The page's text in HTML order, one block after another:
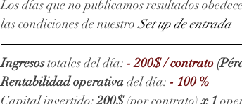
Los días que no publicamos resultados
las condiciones de nuestro Set up de entrada
Ingresos totales del día: - 200$ / contrato
Rentabilidad operativa del día: - 100 %
Capital invertido: 200$ (por contrato) x 1